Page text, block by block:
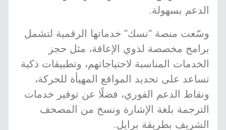
الدعم بسهولة.
وسّعت منصة "نسك" خدماتها الرقمية لتشمل
برامج مخصصة لذوي الإعاقة، مثل حجز
الخدمات المناسبة لاحتياجاتهم، وتطبيقات ذكية
تساعد على تحديد المواقع المهيأة للحركة،
ونقاط الدعم الفوري، فضلًا عن توفير خدمات
الترجمة بلغة الإشارة ونسخ من المصحف
الشريف بطريقة برايل.